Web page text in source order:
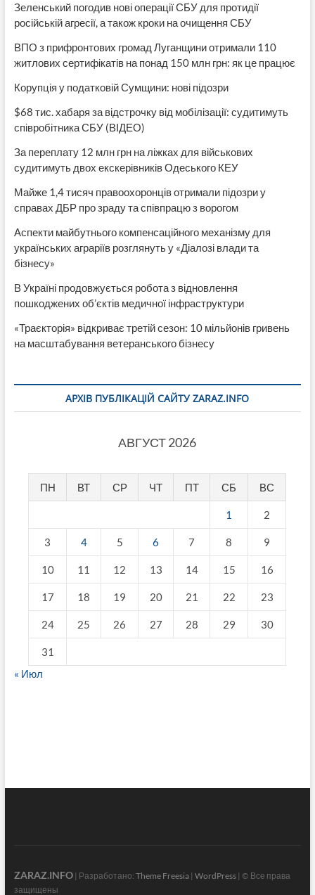
Зеленський погодив нові операції СБУ для протидії
російській агресії, а також кроки на очищення СБУ
ВПО з прифронтових громад Луганщини отримали 110
житлових сертифікатів на понад 150 млн грн: як це працює
Корупція у податковій Сумщини: нові підозри
$68 тис. хабаря за відстрочку від мобілізації: судитимуть
співробітника СБУ (ВІДЕО)
За переплату 12 млн грн на ліжках для військових
судитимуть двох екскерівників Одеського КЕУ
Майже 1,4 тисяч правоохоронців отримали підозри у
справах ДБР про зраду та співпрацю з ворогом
Аспекти майбутнього компенсаційного механізму для
українських аграріїв розглянуть у «Діалозі влади та
бізнесу»
В Україні продовжується робота з відновлення
пошкоджених об’єктів медичної інфраструктури
«Траєкторія» відкриває третій сезон: 10 мільйонів гривень
на масштабування ветеранського бізнесу
АРХІВ ПУБЛІКАЦІЙ САЙТУ ZARAZ.INFO
АВГУСТ 2026
ПН ВТ СР ЧТ ПТ СБ ВС
1 2
3 4 5 6 7 8 9
10 11 12 13 14 15 16
17 18 19 20 21 22 23
24 25 26 27 28 29 30
31
« Июл
ZARAZ.INFO| Разработано: Theme Freesia| WordPress| © Все права
защищены